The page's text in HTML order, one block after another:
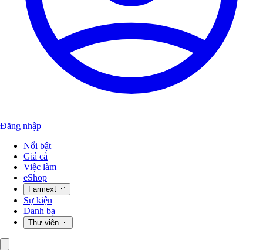
Đăng nhập
Nổi bật
Giá cả
Việc làm
eShop
Farmext
Sự kiện
Danh bạ
Thư viện